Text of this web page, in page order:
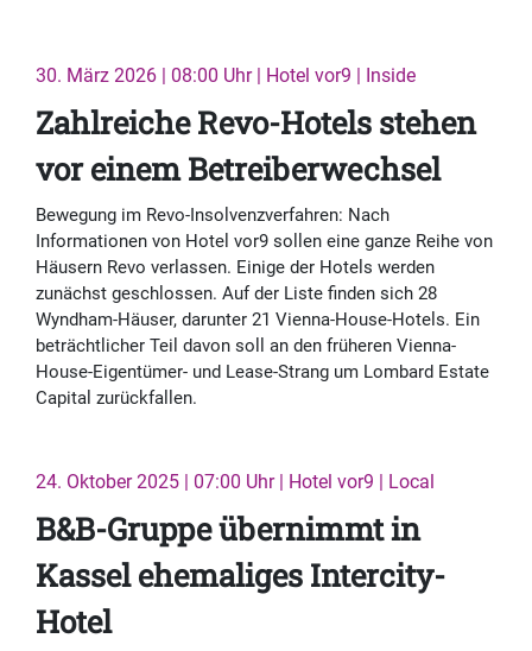
30. März 2026 | 08:00 Uhr | Hotel vor9 | Inside
Zahlreiche Revo-Hotels stehen
vor einem Betreiberwechsel
Bewegung im Revo-Insolvenzverfahren: Nach
Informationen von Hotel vor9 sollen eine ganze Reihe von
Häusern Revo verlassen. Einige der Hotels werden
zunächst geschlossen. Auf der Liste finden sich 28
Wyndham-Häuser, darunter 21 Vienna-House-Hotels. Ein
beträchtlicher Teil davon soll an den früheren Vienna-
House-Eigentümer- und Lease-Strang um Lombard Estate
Capital zurückfallen.
24. Oktober 2025 | 07:00 Uhr | Hotel vor9 | Local
B&B-Gruppe übernimmt in
Kassel ehemaliges Intercity-
Hotel